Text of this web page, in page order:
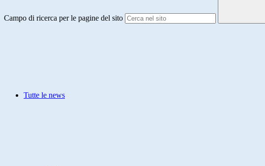
Campo di ricerca per le pagine del sito
Tutte le news